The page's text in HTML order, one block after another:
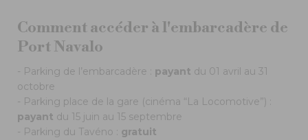
Comment accéder à l'embarcadère de
Port Navalo
- Parking de l’embarcadère : payant du 01 avril au 31
octobre
- Parking place de la gare (cinéma “La Locomotive”) :
payant du 15 juin au 15 septembre
- Parking du Tavéno : gratuit